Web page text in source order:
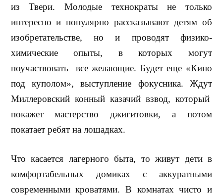
из Твери. Молодые технократы не только
интересно и популярно рассказывают детям об
изобретательстве, но и проводят физико-
химические опыты, в которых могут
поучаствовать
все желающие. Будет еще «Кино
под куполом», выступление фокусника. Ждут
Миллеровский конный казачий взвод, который
покажет мастерство джигитовки, а потом
покатает ребят на лошадках.
Что касается лагерного быта, то живут дети в
комфортабельных домиках с аккуратными
современными кроватями. В комнатах чисто и